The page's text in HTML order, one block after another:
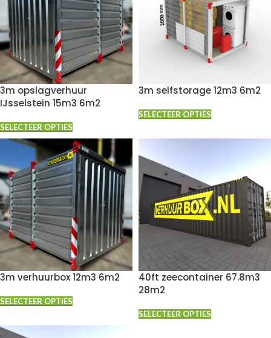
3m opslagverhuur
IJsselstein 15m3 6m2
SELECTEER OPTIES
3m selfstorage 12m3 6m2
SELECTEER OPTIES
3m verhuurbox 12m3 6m2
SELECTEER OPTIES
40ft zeecontainer 67.8m3
28m2
SELECTEER OPTIES